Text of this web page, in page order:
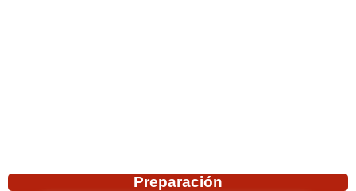
Preparación